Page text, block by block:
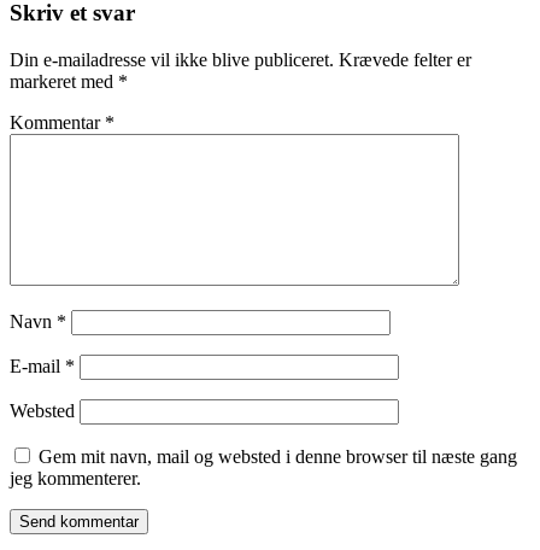
Skriv et svar
Din e-mailadresse vil ikke blive publiceret. Krævede felter er
markeret med *
Kommentar *
Navn *
E-mail *
Websted
Gem mit navn, mail og websted i denne browser til næste gang
jeg kommenterer.